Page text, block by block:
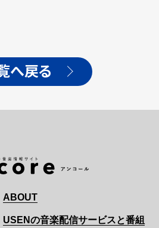
へ戻る
ABOUT
USENの音楽配信サービスと番組